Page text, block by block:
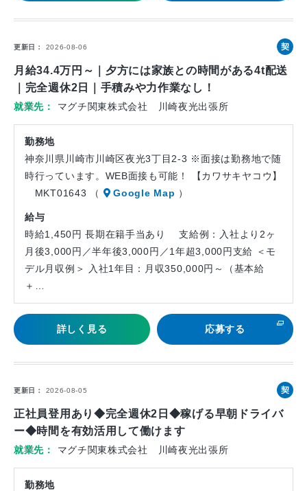
更新日 2026-08-06
契
約
月給34.4万円～｜夕方には家族との時間がある4t配送
｜完全週休2日｜手積みや力作業なし！
就業先 マグチ関東株式会社 川崎夜光出張所
勤務地
神奈川県川崎市川崎区夜光3丁目2-3 ※面接は勤務地で随
時行っています。WEB面接も可能！ 【カワサキヤコウ】
MKT01643 （
Google Map ）
給与
時給1,450円 長期在籍手当あり 支給例：入社より2ヶ
月後3,000円／半年後3,000円／1年超3,000円支給 ＜モ
デル月収例＞ 入社1年目：月収350,000円～（基本給
＋…
詳しく見る 応募する
更新日 2026-08-05
契
正社員登用あり◆完全週休2日◆稼げる早朝ドライバ
ー◆時間を有効活用して働けます
就業先 マグチ関東株式会社 川崎夜光出張所
勤務地